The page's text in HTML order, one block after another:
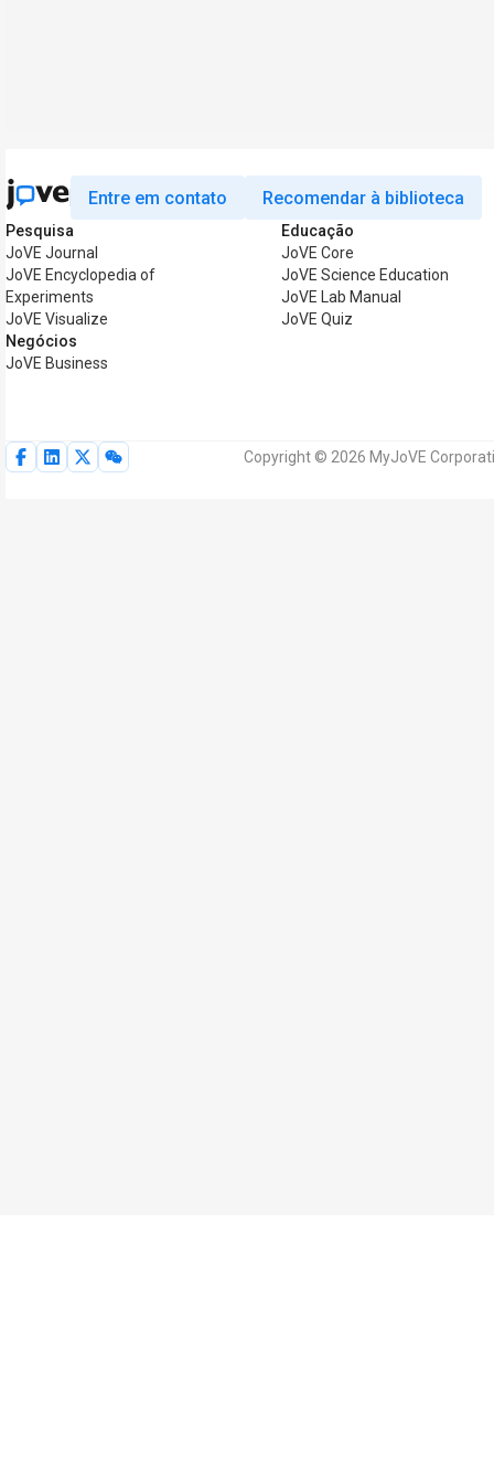
Entre em contato Recomendar à biblioteca
Pesquisa
JoVE Journal
JoVE Encyclopedia of
Experiments
JoVE Visualize
Negócios
JoVE Business
Educação
JoVE Core
JoVE Science Education
JoVE Lab Manual
JoVE Quiz
Copyright © 2026 MyJoVE